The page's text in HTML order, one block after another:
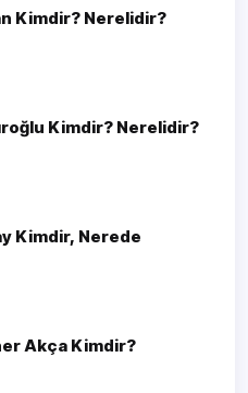
Kimdir? Nerelidir?
Kimdir? Nerelidir?
Kimdir, Nerede
Akça Kimdir?